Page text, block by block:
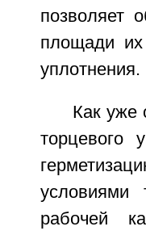
позволяет
площади
уплотнения.
Как уже
торцевого
условиями
рабочей